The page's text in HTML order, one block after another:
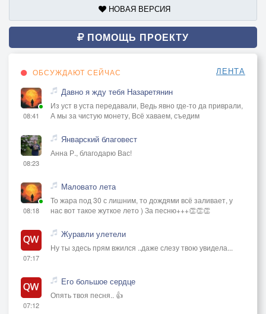
НОВАЯ ВЕРСИЯ
ПОМОЩЬ ПРОЕКТУ
ОБСУЖДАЮТ СЕЙЧАС ЛЕНТА
08:41
Давно я жду тебя Назаретянин
Из уст в уста передавали, Ведь явно где-то да приврали,
А мы за чистую монету, Всё хаваем, съедим
08:23
Январский благовест
Анна Р., благодарю Вас!
08:18
Маловато лета
То жара под 30 с лишним, то дождями всё заливает, у
нас вот такое жуткое лето ) За песню+++👏👏👏
07:17
Журавли улетели
Ну ты здесь прям вжился ..даже слезу твою увидела...
07:12
Его большое сердце
Опять твоя песня.. 👍